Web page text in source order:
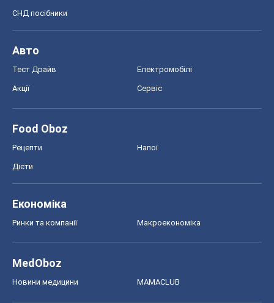
СНД посібники
Авто
Тест Драйв Електромобілі
Акції Сервіс
Food Oboz
Рецепти Напої
Дієти
Економіка
Ринки та компанії Макроекономіка
MedOboz
Новини медицини MAMACLUB